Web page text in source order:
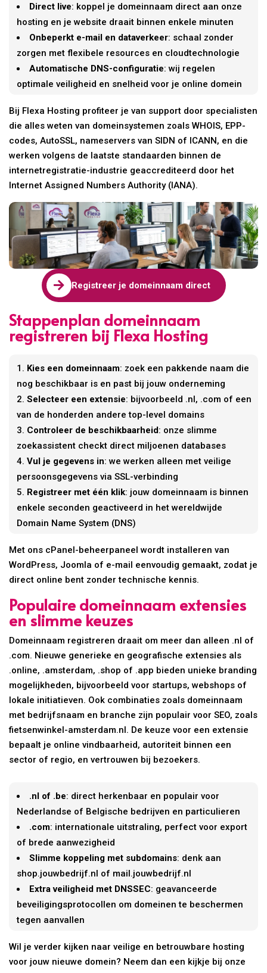
Direct live: koppel je domeinnaam direct aan onze
hosting en je website draait binnen enkele minuten
Onbeperkt e-mail en dataverkeer: schaal zonder
zorgen met flexibele resources en cloudtechnologie
Automatische DNS-configuratie: wij regelen
optimale veiligheid en snelheid voor je online domein
Bij Flexa Hosting profiteer je van support door specialisten
die alles weten van domeinsystemen zoals WHOIS, EPP-
codes, AutoSSL, nameservers van SIDN of ICANN, en die
werken volgens de laatste standaarden binnen de
internetregistratie-industrie geaccrediteerd door het
Internet Assigned Numbers Authority (IANA).
 Registreer je domeinnaam direct
Stappenplan domeinnaam
registreren bij Flexa Hosting
Kies een domeinnaam: zoek een pakkende naam die
nog beschikbaar is en past bij jouw onderneming
Selecteer een extensie: bijvoorbeeld .nl, .com of een
van de honderden andere top-level domains
Controleer de beschikbaarheid: onze slimme
zoekassistent checkt direct miljoenen databases
Vul je gegevens in: we werken alleen met veilige
persoonsgegevens via SSL-verbinding
Registreer met één klik: jouw domeinnaam is binnen
enkele seconden geactiveerd in het wereldwijde
Domain Name System (DNS)
Met ons cPanel-beheerpaneel wordt installeren van
WordPress, Joomla of e-mail eenvoudig gemaakt, zodat je
direct online bent zonder technische kennis.
Populaire domeinnaam extensies
en slimme keuzes
Domeinnaam registreren draait om meer dan alleen .nl of
.com. Nieuwe generieke en geografische extensies als
.online, .amsterdam, .shop of .app bieden unieke branding
mogelijkheden, bijvoorbeeld voor startups, webshops of
lokale initiatieven. Ook combinaties zoals domeinnaam
met bedrijfsnaam en branche zijn populair voor SEO, zoals
fietsenwinkel-amsterdam.nl. De keuze voor een extensie
bepaalt je online vindbaarheid, autoriteit binnen een
sector of regio, en vertrouwen bij bezoekers.
.nl of .be: direct herkenbaar en populair voor
Nederlandse of Belgische bedrijven en particulieren
.com: internationale uitstraling, perfect voor export
of brede aanwezigheid
Slimme koppeling met subdomains: denk aan
shop.jouwbedrijf.nl of mail.jouwbedrijf.nl
Extra veiligheid met DNSSEC: geavanceerde
beveiligingsprotocollen om domeinen te beschermen
tegen aanvallen
Wil je verder kijken naar veilige en betrouwbare hosting
voor jouw nieuwe domein? Neem dan een kijkje bij onze